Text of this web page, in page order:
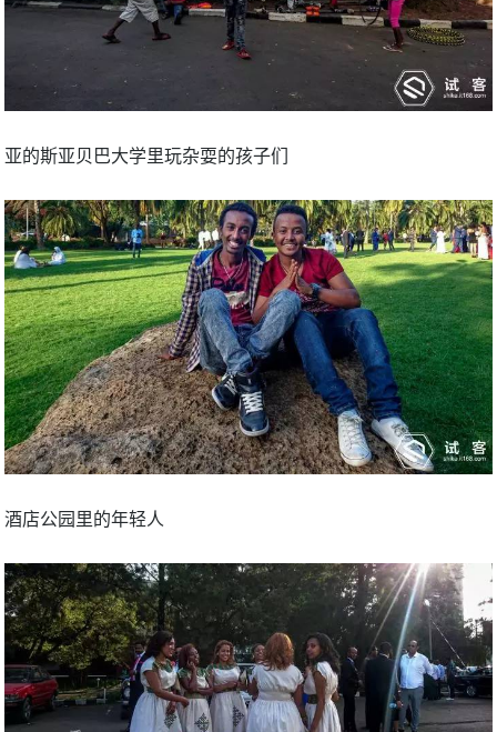
亚的斯亚贝巴大学里玩杂耍的孩子们
酒店公园里的年轻人